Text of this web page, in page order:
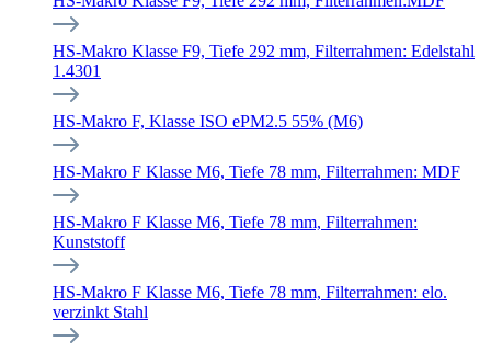
HS-Makro Klasse F9, Tiefe 292 mm, Filterrahmen: Edelstahl
1.4301
HS-Makro F, Klasse ISO ePM2.5 55% (M6)
HS-Makro F Klasse M6, Tiefe 78 mm, Filterrahmen: MDF
HS-Makro F Klasse M6, Tiefe 78 mm, Filterrahmen:
Kunststoff
HS-Makro F Klasse M6, Tiefe 78 mm, Filterrahmen: elo.
verzinkt Stahl